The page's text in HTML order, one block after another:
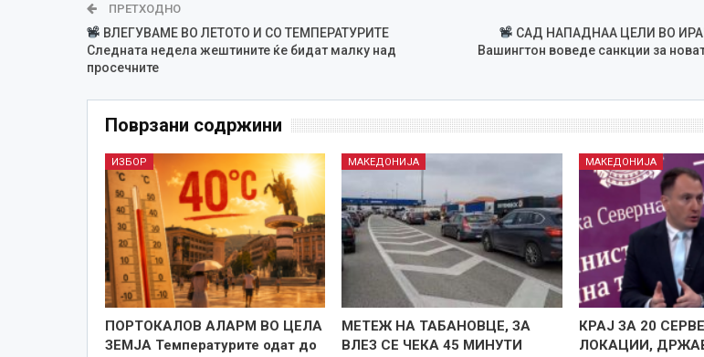
ПРЕТХОДНО
ВЛЕГУВАМЕ ВО ЛЕТОТО И СО ТЕМПЕРАТУРИТЕ
Следната недела жештините ќе бидат малку над
просечните
САД НАПАДНАА ЦЕЛИ ВО
Вашингтон воведе санкции за
Поврзани содржини
ИЗБОР
ПОРТОКАЛОВ АЛАРМ ВО ЦЕЛА
ЗЕМЈА Температурите одат до
МАКЕДОНИЈА
МЕТЕЖ НА ТАБАНОВЦЕ, ЗА
ВЛЕЗ СЕ ЧЕКА 45 МИНУТИ
МАКЕДОНИЈА
КРАЈ ЗА 20
ЛОКАЦИИ,